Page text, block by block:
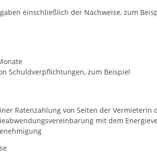
einschließlich der Nachweise, zum
Schuldverpflichtungen, zum Beispiel
Ratenzahlung von Seiten der Vermieterin
mit dem